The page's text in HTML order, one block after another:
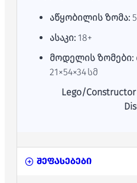
აწყობილის ზომა:
ასაკი: 18+
მოდელის ზომები:
21×54×34 სმ
Lego/
შეფასებები